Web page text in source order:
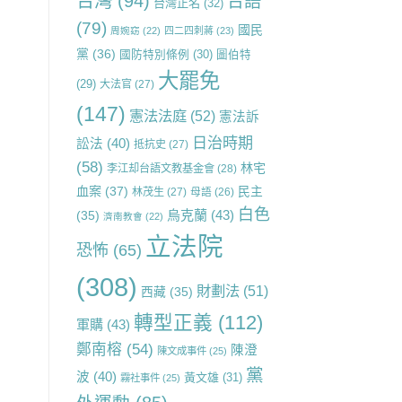
台灣正名 (32)
(79) 周婉窈 (22) 四二四刺蔣(23) 國民
黨 (36) 國防特別條例 (30) 圖伯特
(29) 大法官(27) 大罷免
(147) 憲法法庭(52) 憲法訴
訟法 (40) 抵抗史 (27) 日治時期
(58) 李江却台語文教基金會(28) 林宅
血案(37) 林茂生 (27) 母語(26) 民主
(35) 濟南教會 (22) 烏克蘭(43) 白色
恐怖 (65) 立法院
(308) 西藏(35) 財劃法(51)
軍購(43) 轉型正義 (112)
鄭南榕 (54) 陳文成事件(25) 陳澄
波 (40) 霧社事件(25) 黃文雄(31) 黨